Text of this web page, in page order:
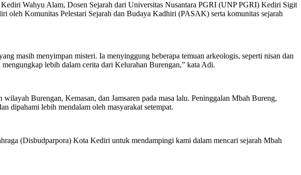
Wahyu Alam, Dosen Sejarah dari Universitas Nusantara PGRI (UNP PGRI) Kediri Sigit
Komunitas Pelestari Sejarah dan Budaya Kadhiri (PASAK) serta komunitas sejarah
masih menyimpan misteri. Ia menyinggung beberapa temuan arkeologis, seperti nisan dan
lebih dalam cerita dari Kelurahan Burengan,” kata Adi.
Burengan, Kemasan, dan Jamsaren pada masa lalu. Peninggalan Mbah Bureng,
dipahami lebih mendalam oleh masyarakat setempat.
(Disbudparpora) Kota Kediri untuk mendampingi kami dalam mencari sejarah Mbah